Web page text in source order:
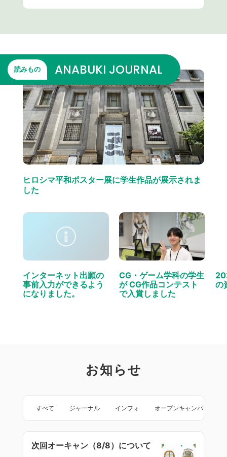
読みもの ANABUKI JOURNAL
ヒロシマ平和ポスター展に学生作品が展示されま
した
インターネット出願の
事前入力ができるよう
になりました。
CG・ゲーム学科の学生
が CG作品コンテスト
で入賞しました
の
お知らせ
すべて ジャーナル インフォ オープンキャンパス
次回オーキャン（8/8）について